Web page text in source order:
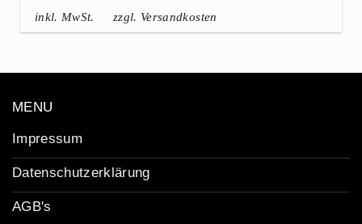
inkl. MwSt. zzgl. Versandkosten
MENU
Impressum
Datenschutzerklärung
AGB's